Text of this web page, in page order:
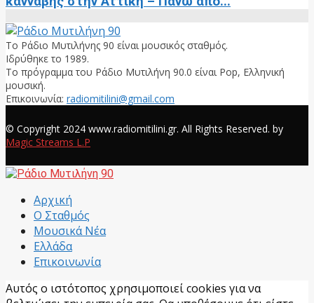
Το Ράδιο Μυτιλήνης 90 είναι μουσικός σταθμός.
Ιδρύθηκε το 1989.
Το πρόγραμμα του Ράδιο Μυτιλήνη 90.0 είναι Pop, Ελληνική
μουσική.
Επικοινωνία: radiomitilini@gmail.com
© Copyright 2024 www.radiomitilini.gr. All Rights Reserved. by
Magic Streams L.P
Αρχική
Ο Σταθμός
Μουσικά Νέα
Ελλάδα
Επικοινωνία
Αυτός ο ιστότοπος χρησιμοποιεί cookies για να